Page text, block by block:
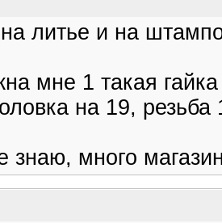
литье и на
мне 1 такая
на 19, резьба
знаю, много